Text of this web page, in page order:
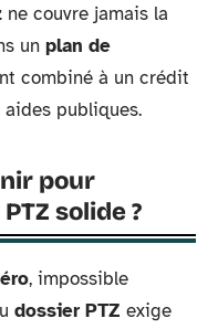
ne couvre jamais la
un plan de
combiné à un crédit
aides publiques.
pour
solide ?
, impossible
dossier PTZ exige